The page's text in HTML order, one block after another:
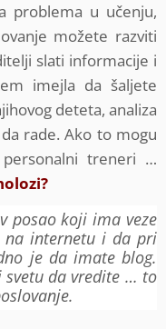
problema u učenju,
možete razviti
slati informacije i
imejla da šaljete
deteta, analiza
rade. Ako to mogu
treneri …
posao koji ima veze
na internetu i da pri
je da imate blog.
svetu da vredite … to